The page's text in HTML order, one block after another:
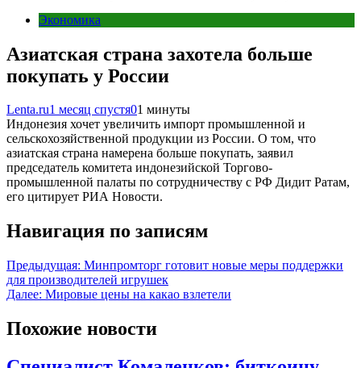
Экономика
Азиатская страна захотела больше
покупать у России
Lenta.ru1 месяц спустя01 минуты
Индонезия хочет увеличить импорт промышленной и
сельскохозяйственной продукции из России. О том, что
азиатская страна намерена больше покупать, заявил
председатель комитета индонезийской Торгово-
промышленной палаты по сотрудничеству с РФ Дидит Ратам,
его цитирует РИА Новости.
Навигация по записям
Предыдущая: Минпромторг готовит новые меры поддержки
для производителей игрушек
Далее: Мировые цены на какао взлетели
Похожие новости